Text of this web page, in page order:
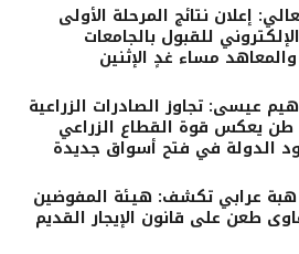
إعلان نتائج المرحلة الأولى
للقبول بالجامعات
مساء غدٍ الإثنين
عيسى: تجاوز الصادرات الزراعية
طن يعكس قوة القطاع الزراعي
الدولة في فتح أسواق جديدة
هبة عرابي تكشف: هيئة المفوضين